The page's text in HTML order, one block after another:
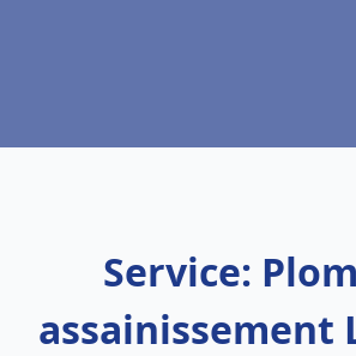
Service:
assainissement